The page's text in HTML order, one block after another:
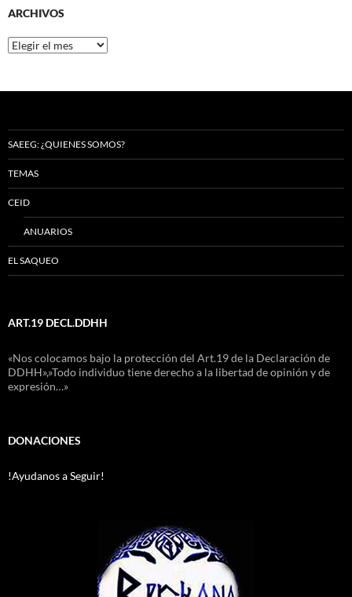
ARCHIVOS
Archivos
SAEEG: ¿QUIENES SOMOS?
TEMAS
CEID
ANUARIOS
EL SAQUEO
ART.19 DECL.DDHH
«Nos colocamos bajo la protección del Art.19 de la Declaración de
DDHH»,»Todo individuo tiene derecho a la libertad de opinión y de
expresión…»
DONACIONES
!Ayudanos a Seguir!